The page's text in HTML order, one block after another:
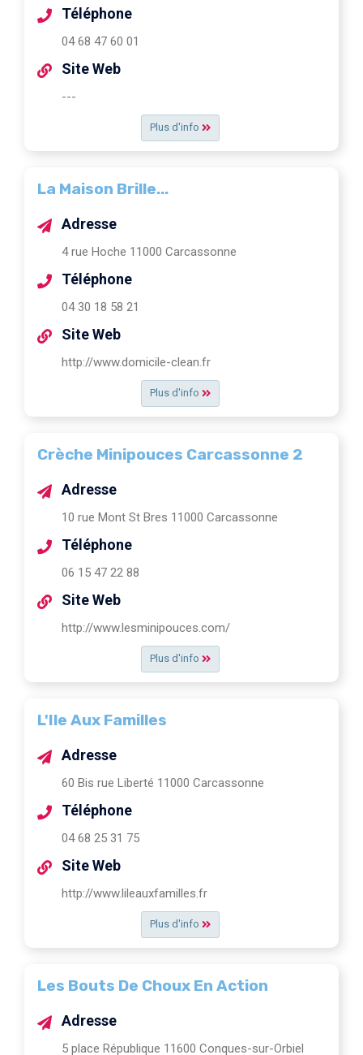
Plus d'info
Téléphone
04 68 47 60 01
Site Web
---
La Maison Brille...
Plus d'info
Adresse
4 rue Hoche 11000 Carcassonne
Téléphone
04 30 18 58 21
Site Web
http://www.domicile-clean.fr
Crèche Minipouces Carcassonne 2
Plus d'info
Adresse
10 rue Mont St Bres 11000 Carcassonne
Téléphone
06 15 47 22 88
Site Web
http://www.lesminipouces.com/
L'Ile Aux Familles
Plus d'info
Adresse
60 Bis rue Liberté 11000 Carcassonne
Téléphone
04 68 25 31 75
Site Web
http://www.lileauxfamilles.fr
Les Bouts De Choux En Action
Adresse
5 place République 11600 Conques-sur-Orbiel